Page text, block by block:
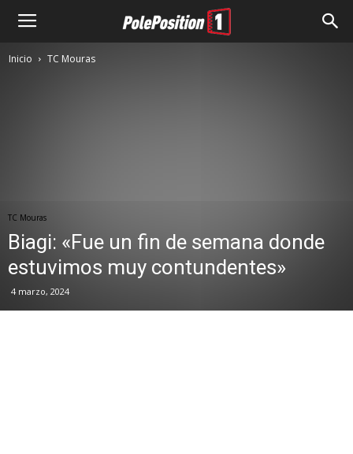
Inicio TC Mouras
TC Mouras
Biagi: «Fue un fin de semana donde
estuvimos muy contundentes»
4 marzo, 2024